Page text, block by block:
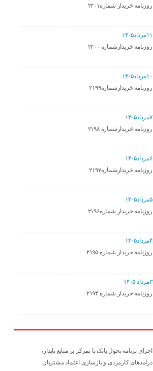
روزنامه خریدار شماره۲۲۰۱
۱۱مرداد۱۴۰۵
روزنامه خریدارشماره ۲۲۰۰
۱۰مرداد۱۴۰۵
روزنامه خریدارشماره۲۱۹۹
۷مرداد۱۴۰۵
روزنامه خریدارشماره ۲۱۹۸
۶مرداد۱۴۰۵
روزنامه خریدارشماره۲۱۹۷
۵مرداد۱۴۰۵
روزنامه خریدار شماره۲۱۹۶
۴مرداد۱۴۰۵
روزنامه خریدار شماره ۲۱۹۵
۳مرداد ۱۴۰۵
روزنامه خریدار شماره ۲۱۹۴
اجرای برنامه تحول بانک با تمرکز بر منابع پایدار،
درآمدهای کارمزدی و بازسازی اعتماد مشتریان